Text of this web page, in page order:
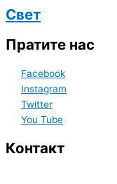
Свет
Пратите нас
Facebook
Instagram
Twitter
You Tube
Контакт